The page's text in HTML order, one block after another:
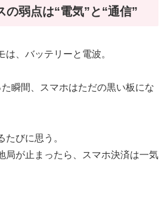
の弱点は“電気”と“通信”
は、バッテリーと電波。
瞬間、スマホはただの黒い板にな
たびに思う。
局が止まったら、スマホ決済は一気